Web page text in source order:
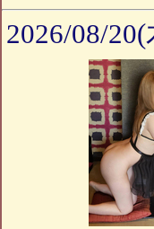
2026/08/20(